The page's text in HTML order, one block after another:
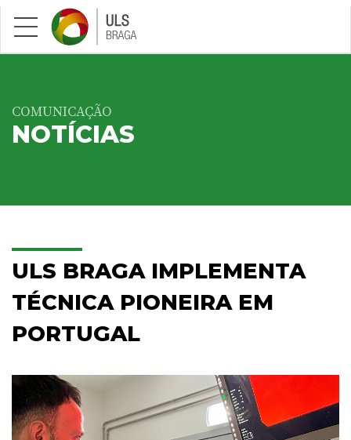
Saltar para conteúdo principal
COMUNICAÇÃO
NOTÍCIAS
ULS BRAGA IMPLEMENTA
TÉCNICA PIONEIRA EM
PORTUGAL